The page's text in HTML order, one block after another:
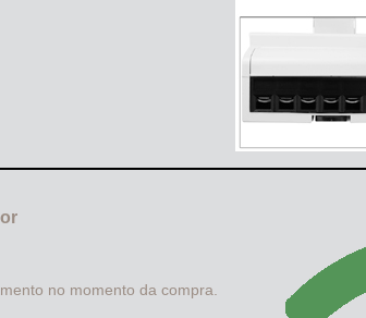
no momento da compra.